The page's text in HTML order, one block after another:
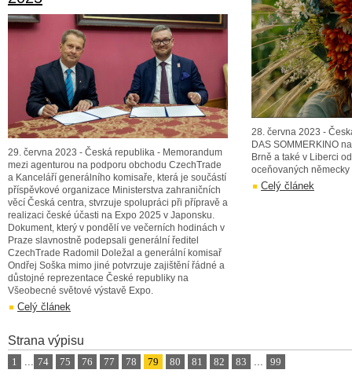
29. června 2023 - Česká republika - Memorandum
mezi agenturou na podporu obchodu CzechTrade
a Kanceláří generálního komisaře, která je součástí
příspěvkové organizace Ministerstva zahraničních
věcí Česká centra, stvrzuje spolupráci při přípravě a
realizaci české účasti na Expo 2025 v Japonsku.
Dokument, který v pondělí ve večerních hodinách v
Praze slavnostně podepsali generální ředitel
CzechTrade Radomil Doležal a generální komisař
Ondřej Soška mimo jiné potvrzuje zajištění řádné a
důstojné reprezentace České republiky na
Všeobecné světové výstavě Expo.
Celý článek
28. června 2023 -
DAS SOMMERKINO
Brně a také v Liberci
oceňovaných
Celý článek
Strana výpisu
1 ... 74 75 76 77 78 79 80 81 82 83 ... 99